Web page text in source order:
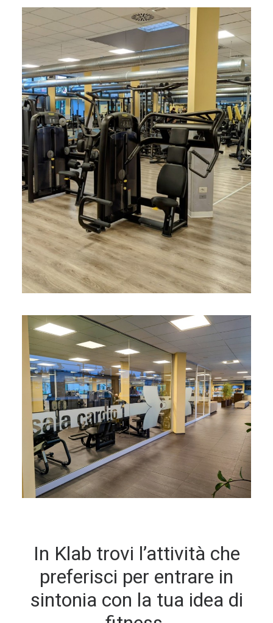
In Klab trovi l’attività che
preferisci per entrare in
sintonia con la tua idea di